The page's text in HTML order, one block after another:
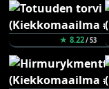
★ 8.22/ 53